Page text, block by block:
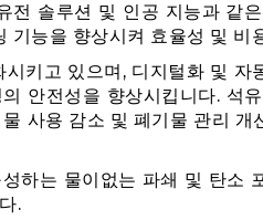
전 솔루션 및 인공 지능과 같
기능을 향상시켜 효율성 및 비
키고 있으며, 디지털화 및 자
안전성을 향상시킵니다. 석
사용 감소 및 폐기물 관리 개
하는 물이없는 파쇄 및 탄소
.